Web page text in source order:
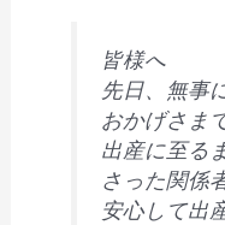
皆様へ
先日、無事
おかげさま
出産に至る
さった関係
安心して出